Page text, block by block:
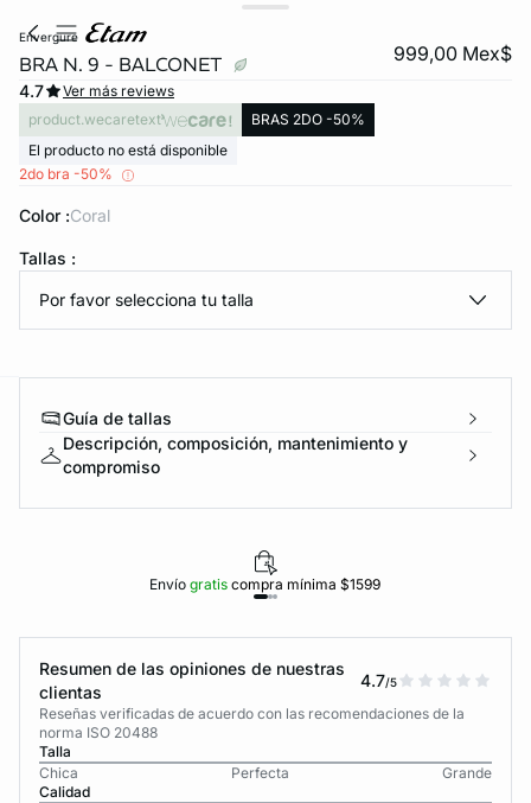
DE PANTIES
envergure
BRA N. 9 - BALCONET 999,00 Mex$
4.7
Ver más reviews
product.wecaretext
BRAS 2DO -50%
El producto no está disponible
2do bra -50%
Color : coral
Tallas :
Por favor selecciona tu talla
Guía de tallas
Descripción, composición, mantenimiento y
compromiso
Envíogratiscompra mínima $1599
Resumen de las opiniones de nuestras
clientas
4.7/5
Reseñas verificadas de acuerdo con las recomendaciones de la
norma ISO 20488
Talla
Chica
Perfecta
Grande
Calidad